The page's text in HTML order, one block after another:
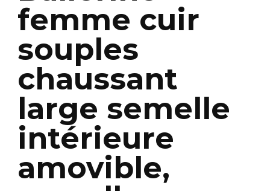
femme cuir
souples
chaussant
large semelle
intérieure
amovible,